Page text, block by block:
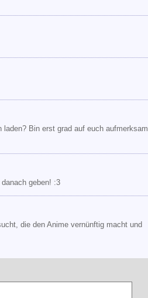
Bin erst grad auf euch aufmerksam
geben! :3
die den Anime vernünftig macht und